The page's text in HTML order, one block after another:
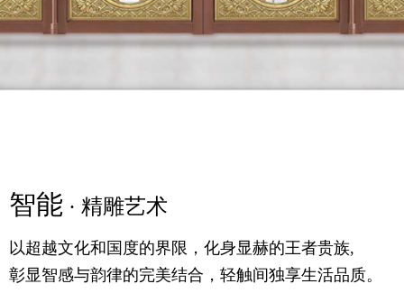
智能 · 精雕艺术
以超越文化和国度的界限，化身显赫的王者贵族,
彰显智感与韵律的完美结合，轻触间独享生活品质。
精粹 · 高定之美
满足你对时尚的追求，更提供一个舒适的生活条件，
随意的生活理念，诗语大气，气宇轩昂。
智能 · 精雕艺术
以超越文化和国度的界限，化身显赫的王者贵族,
彰显智感与韵律的完美结合，轻触间独享生活品质。